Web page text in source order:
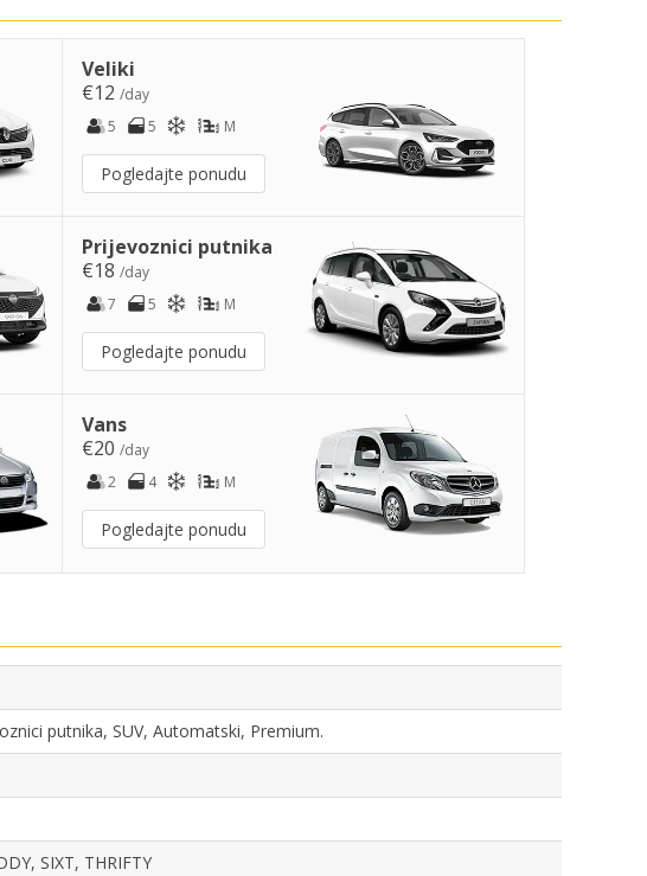
Veliki
€12 /day
5
5 M
Pogledajte ponudu
Prijevoznici putnika
€18 /day
7
5 M
Pogledajte ponudu
Vans
€20 /day
2
4 M
Pogledajte ponudu
putnika, SUV, Automatski, Premium.
SIXT, THRIFTY